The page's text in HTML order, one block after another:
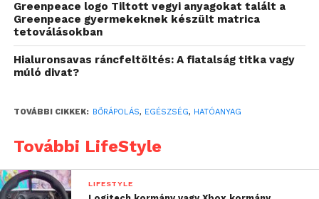
legegyszerűbben úgy lehet megfogalmazni, hogy a
retinol bizonyos bőrtípusoknál és személyeknél
irritációt okozhat, vagy esetleg a hámlás felelőse
lehet. A bakuchiolt viszont az érzékeny bőrrel
rendelkezik ez a hatóanyag?
Az egyik legerősebb hatása persze a
ránctalanításban rejlik, ami emellett a bőr
Greenpeace logo Tiltott vegyi anyagokat talált a
Greenpeace gyermekeknek készült matrica
tetoválásokban
Hialuronsavas ráncfeltöltés: A fiatalság titka vagy
múló divat?
TOVÁBBI CIKKEK: BŐRÁPOLÁS, EGÉSZSÉG, HATÓANYAG
További LifeStyle
LIFESTYLE